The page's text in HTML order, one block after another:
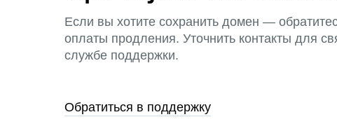
Если вы хотите сохранить домен —
оплаты продления. Уточнить контакты для
службе поддержки.
Обратиться в поддержку